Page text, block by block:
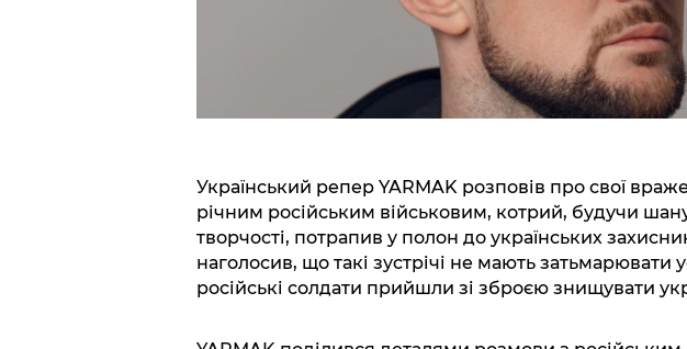
Український репер YARMAK розповів про свої
річним російським військовим, котрий, будучи
творчості, потрапив у полон до українських
наголосив, що такі зустрічі не мають затьмарювати
російські солдати прийшли зі зброєю знищувати